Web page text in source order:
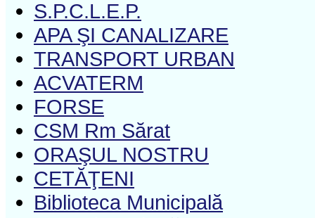
S.P.C.L.E.P.
APA ŞI CANALIZARE
TRANSPORT URBAN
ACVATERM
FORSE
CSM Rm Sărat
ORAŞUL NOSTRU
CETĂŢENI
Biblioteca Municipală